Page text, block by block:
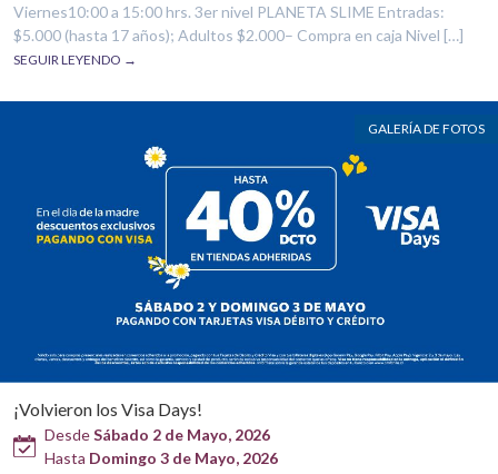
Viernes10:00 a 15:00 hrs. 3er nivel PLANETA SLIME Entradas:
$5.000 (hasta 17 años); Adultos $2.000– Compra en caja Nivel […]
SEGUIR LEYENDO →
GALERÍA DE FOTOS
¡Volvieron los Visa Days!
DesdeSábado 2 de Mayo, 2026
Hasta Domingo 3 de Mayo, 2026